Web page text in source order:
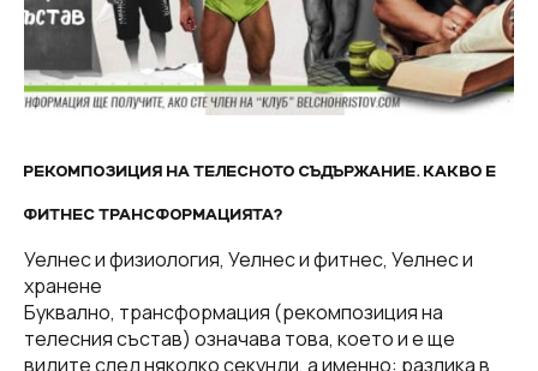
РЕКОМПОЗИЦИЯ НА ТЕЛЕСНОТО СЪДЪРЖАНИЕ. КАКВО Е
ФИТНЕС ТРАНСФОРМАЦИЯТА?
Уелнес и физиология, Уелнес и фитнес, Уелнес и
хранене
Буквално, трансформация (рекомпозиция на
телесния състав) означава това, което и е ще
видите след няколко секунди, a именно: разлика в